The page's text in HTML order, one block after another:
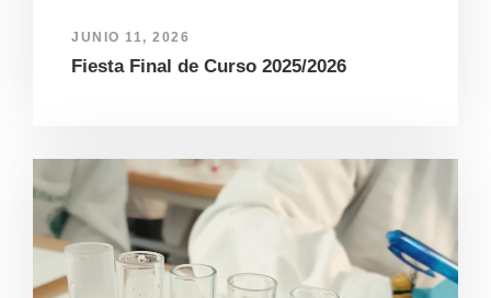
JUNIO 11, 2026
Fiesta Final de Curso 2025/2026